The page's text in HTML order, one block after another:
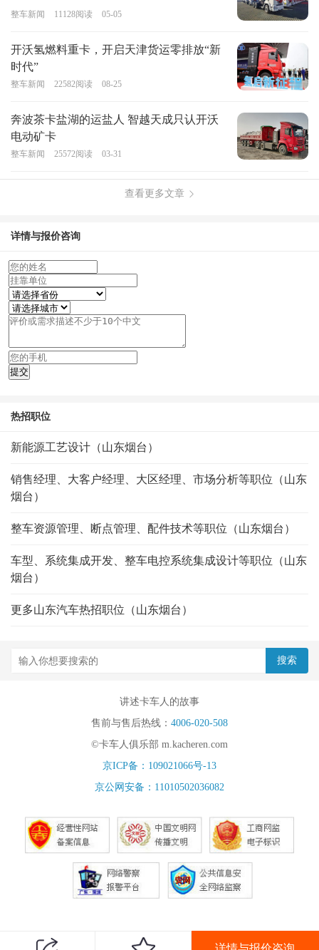
整车新闻 11128阅读 05-05
开沃氢燃料重卡，开启天津货运零排放“新
时代”
整车新闻 22582阅读 08-25
奔波茶卡盐湖的运盐人 智越天成只认开沃
电动矿卡
整车新闻 25572阅读 03-31
查看更多文章
详情与报价咨询
热招职位
新能源工艺设计（山东烟台）
销售经理、大客户经理、大区经理、市场分析等职位（山东
烟台）
整车资源管理、断点管理、配件技术等职位（山东烟台）
车型、系统集成开发、整车电控系统集成设计等职位（山东
烟台）
更多山东汽车热招职位（山东烟台）
讲述卡车人的故事
售前与售后热线： 4006-020-508
©卡车人俱乐部 m.kacheren.com
京ICP备：109021066号-13
京公网安备：11010502036082